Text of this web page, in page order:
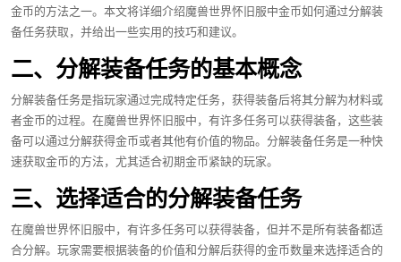
金币的方法之一。本文将详细介绍魔兽世界怀旧服中金币如何通过分解装
备任务获取，并给出一些实用的技巧和建议。
二、分解装备任务的基本概念
分解装备任务是指玩家通过完成特定任务，获得装备后将其分解为材料或
者金币的过程。在魔兽世界怀旧服中，有许多任务可以获得装备，这些装
备可以通过分解获得金币或者其他有价值的物品。分解装备任务是一种快
速获取金币的方法，尤其适合初期金币紧缺的玩家。
三、选择适合的分解装备任务
在魔兽世界怀旧服中，有许多任务可以获得装备，但并不是所有装备都适
合分解。玩家需要根据装备的价值和分解后获得的金币数量来选择适合的